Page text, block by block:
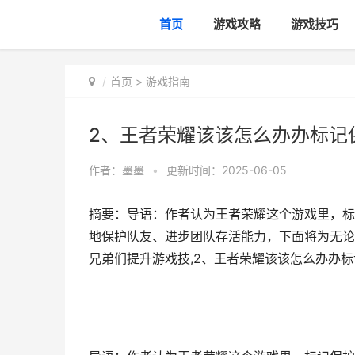
首页 游戏攻略 游戏技巧
首页 > 游戏指南
2、王者荣耀该该怎么办办标记
作者： 墨墨 • 更新时间：2025-06-05
摘要：导语：作者认为王者荣耀这个游戏里，
地保护队友、进步团队存活能力，下面将为无
兄弟们提升游戏技,2、王者荣耀该该怎么办办